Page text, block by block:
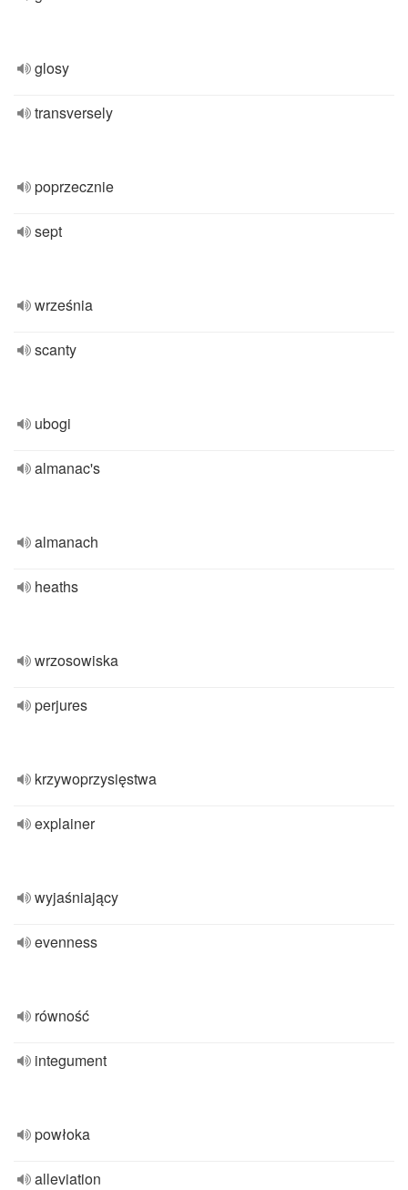
glosy
transversely
poprzecznie
sept
września
scanty
ubogi
almanac's
almanach
heaths
wrzosowiska
perjures
krzywoprzysięstwa
explainer
wyjaśniający
evenness
równość
integument
powłoka
alleviation